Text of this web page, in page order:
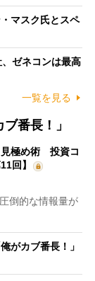
マスク氏とスペ
、ゼネコンは最高
一覧を見る
番長！」
見極め術 投資コ
回】
倒的な情報量が
がカブ番長！」